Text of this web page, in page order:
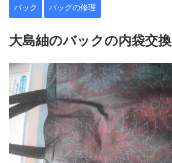
バック バッグの修理
大島紬のバックの内袋交換